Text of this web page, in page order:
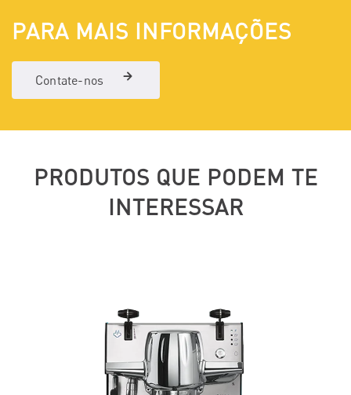
PARA MAIS INFORMAÇÕES
Contate-nos
PRODUTOS QUE PODEM TE
INTERESSAR